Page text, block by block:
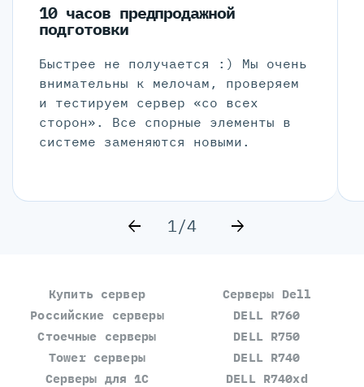
10 часов предпродажной
подготовки
Быстрее не получается :) Мы очень
внимательны к мелочам, проверяем
и тестируем сервер «со всех
сторон». Все спорные элементы в
системе заменяются новыми.
1/4
Купить сервер
Российские серверы
Стоечные серверы
Tower серверы
Серверы для 1С
Серверы Dell
DELL R760
DELL R750
DELL R740
DELL R740xd